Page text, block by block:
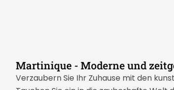
Martinique - Moderne und
Verzaubern Sie Ihr Zuhause mit den